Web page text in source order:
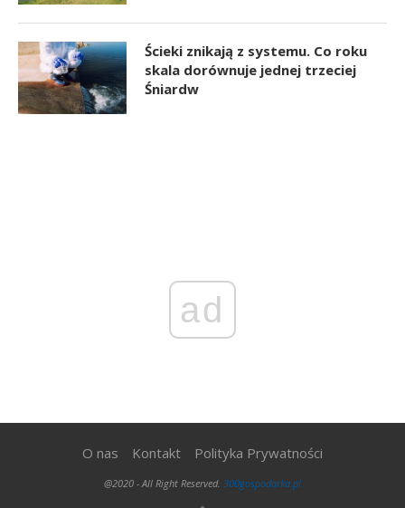
Ścieki znikają z systemu. Co roku
skala dorównuje jednej trzeciej
Śniardw
ad
O nas Kontakt Polityka Prywatności
@2020 - All Right Reserved. 300gospodarka.pl